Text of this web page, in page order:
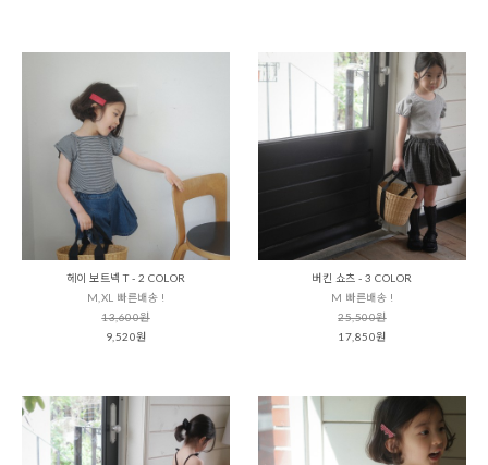
헤이 보트넥 T - 2 COLOR
M,XL 빠른배송 !
13,600원
9,520원
버킨 쇼츠 - 3 COLOR
M 빠른배송 !
25,500원
17,850원